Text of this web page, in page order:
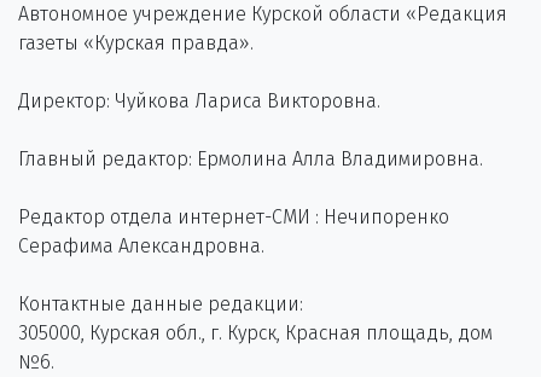
Автономное учреждение Курской области «Редакция
газеты «Курская правда».
Директор: Чуйкова Лариса Викторовна.
Главный редактор: Ермолина Алла Владимировна.
Редактор отдела интернет-СМИ : Нечипоренко
Серафима Александровна.
Контактные данные редакции:
305000, Курская обл., г. Курск, Красная площадь, дом
№6.